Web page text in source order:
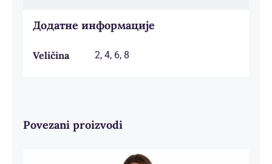
Додатне информације
Veličina 2, 4, 6, 8
Povezani proizvodi